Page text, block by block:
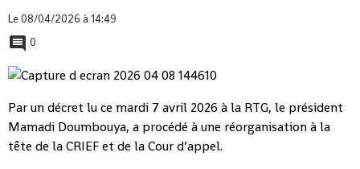
Le 08/04/2026 à 14:49
0
Par un décret lu ce mardi 7 avril 2026 à la RTG, le président
Mamadi Doumbouya, a procédé à une réorganisation à la
tête de la CRIEF et de la Cour d’appel.